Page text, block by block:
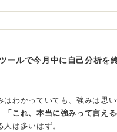
領域を仮の志望先として設定
析の結果を、特定の職種名では
ールで今月中に自己分析を
はわかっていても、強みは思
「これ、本当に強みって言える
人は多いはず。